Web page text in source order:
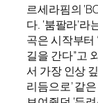
르세라핌의
다. ‘붐팔라’
곡은 시작부터
길을 간다”고
서 가장 인상
리듬으로’ 같